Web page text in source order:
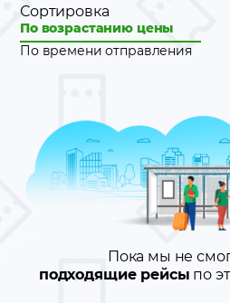
Сортировка
По возрастанию цены
По времени отправления
Пока мы не
подходящие рейсы по